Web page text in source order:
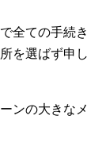
全ての手続き
を選ばず申し
ンの大きなメ